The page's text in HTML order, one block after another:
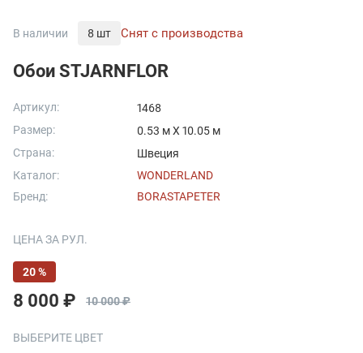
В наличии 8 шт Снят с производства
Обои STJARNFLOR
Артикул:
1468
Размер:
0.53 м X 10.05 м
Страна:
Швеция
Каталог:
WONDERLAND
Бренд:
BORASTAPETER
ЦЕНА ЗА РУЛ.
20 %
8 000 ₽ 10 000 ₽
ВЫБЕРИТЕ ЦВЕТ